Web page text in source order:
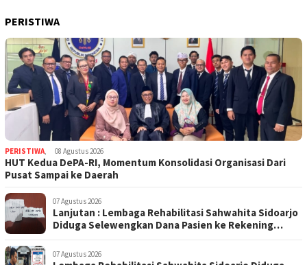
PERISTIWA
PERISTIWA, 08 Agustus 2026
HUT Kedua DePA-RI, Momentum Konsolidasi Organisasi Dari
Pusat Sampai ke Daerah
07 Agustus 2026
Lanjutan : Lembaga Rehabilitasi Sahwahita Sidoarjo
Diduga Selewengkan Dana Pasien ke Rekening
07 Agustus 2026